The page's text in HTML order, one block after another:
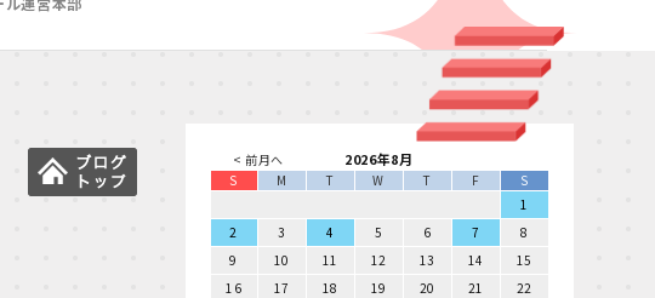
< 前月へ 2026年8月
S M T W T F
S
1
2
3 4 5 6 7
8
9
10 11 12 13 14
15
16
17 18 19 20 21
22